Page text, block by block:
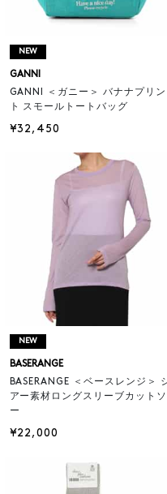
NEW
GANNI
GANNI ＜ガニー＞ バナナプリン
ト スモールトートバッグ
¥32,450
NEW
BASERANGE
BASERANGE ＜ベースレンジ＞
アー素材ロングスリーブカットソ
ー
¥22,000